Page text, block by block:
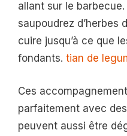
allant sur le barbecue.
saupoudrez d’herbes
cuire jusqu’à ce que
fondants. tian de
Ces
parfaitement avec
peuvent aussi être